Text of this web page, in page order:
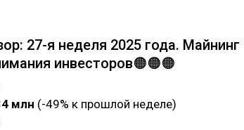
27-я неделя 2025 года. Майнинг
инвесторов🟠🟠🟠
млн (-49% к прошлой неделе)